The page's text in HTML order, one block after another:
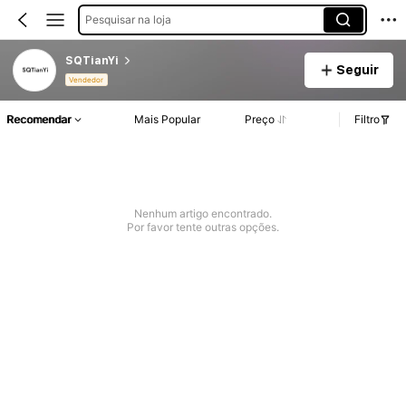
Pesquisar na loja
SQTianYi
Vendedor
Seguir
Recomendar Mais Popular Preço Filtro
Nenhum artigo encontrado.
Por favor tente outras opções.